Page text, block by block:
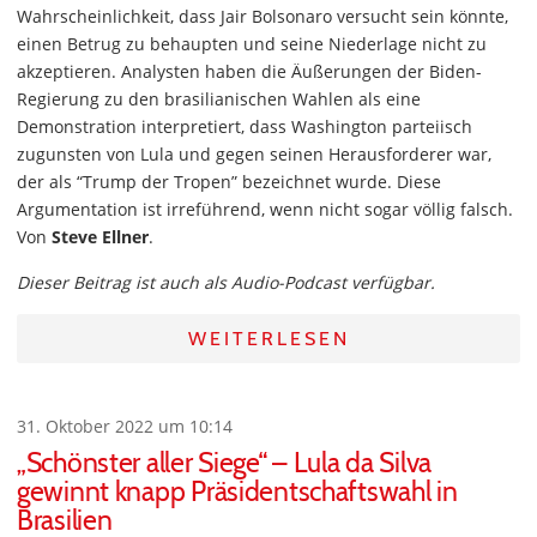
Wahrscheinlichkeit, dass Jair Bolsonaro versucht sein könnte,
einen Betrug zu behaupten und seine Niederlage nicht zu
akzeptieren. Analysten haben die Äußerungen der Biden-
Regierung zu den brasilianischen Wahlen als eine
Demonstration interpretiert, dass Washington parteiisch
zugunsten von Lula und gegen seinen Herausforderer war,
der als “Trump der Tropen” bezeichnet wurde. Diese
Argumentation ist irreführend, wenn nicht sogar völlig falsch.
Von Steve Ellner.
Dieser Beitrag ist auch als Audio-Podcast verfügbar.
WEITERLESEN
31. Oktober 2022 um 10:14
„Schönster aller Siege“ – Lula da Silva
gewinnt knapp Präsidentschaftswahl in
Brasilien